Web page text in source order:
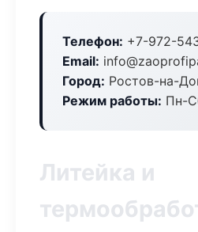
Телефон: +7-972-
Email:
Город: Ростов-на-
Режим работы: Пн-
Литейка и